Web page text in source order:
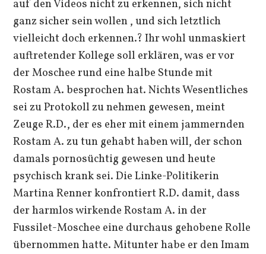
auf den Videos nicht zu erkennen, sich nicht
ganz sicher sein wollen , und sich letztlich
vielleicht doch erkennen.? Ihr wohl unmaskiert
auftretender Kollege soll erklären, was er vor
der Moschee rund eine halbe Stunde mit
Rostam A. besprochen hat. Nichts Wesentliches
sei zu Protokoll zu nehmen gewesen, meint
Zeuge R.D., der es eher mit einem jammernden
Rostam A. zu tun gehabt haben will, der schon
damals pornosüchtig gewesen und heute
psychisch krank sei. Die Linke-Politikerin
Martina Renner konfrontiert R.D. damit, dass
der harmlos wirkende Rostam A. in der
Fussilet-Moschee eine durchaus gehobene Rolle
übernommen hatte. Mitunter habe er den Imam